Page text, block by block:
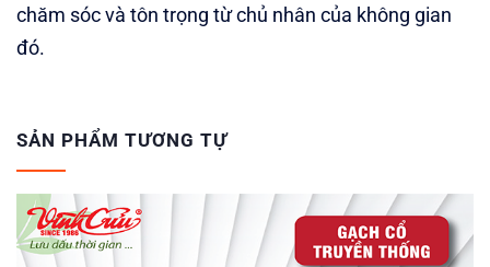
chăm sóc và tôn trọng từ chủ nhân của không gian
đó.
SẢN PHẨM TƯƠNG TỰ